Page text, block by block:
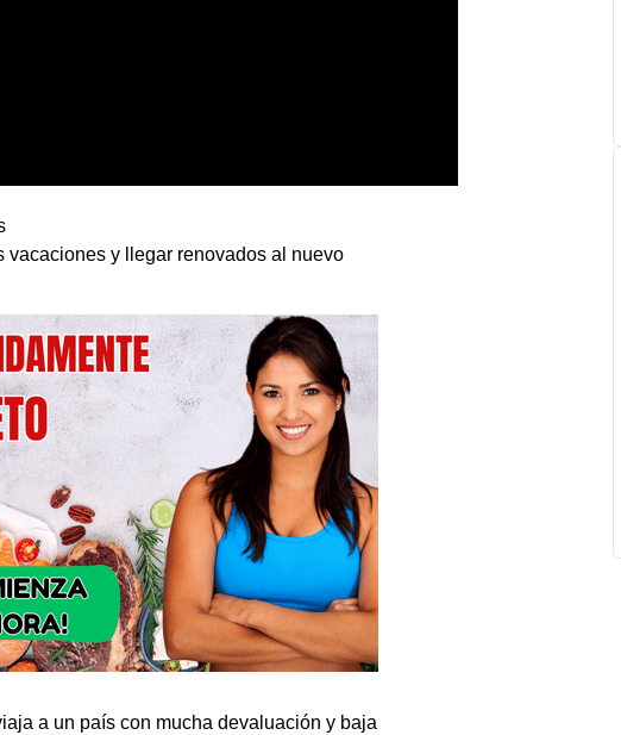
vacaciones y llegar renovados al nuevo
a un país con mucha devaluación y baja